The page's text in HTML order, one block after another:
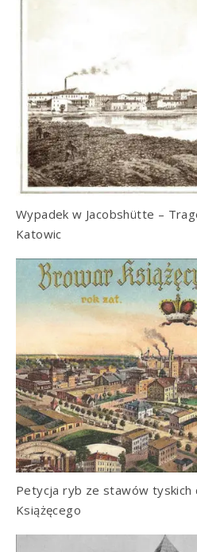
Wypadek w Jacobshütte –
Katowic
Petycja ryb ze stawów tyskich
Książęcego